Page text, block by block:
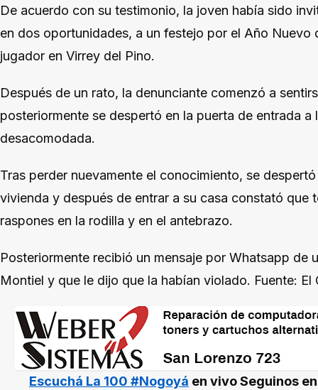
De acuerdo con su testimonio, la joven había sido
en dos oportunidades, a un festejo por el Año Nuevo
jugador en Virrey del Pino.
Después de un rato, la denunciante comenzó a
posteriormente se despertó en la puerta de entrada
desacomodada.
Tras perder nuevamente el conocimiento, se
vivienda y después de entrar a su casa constató que
raspones en la rodilla y en el antebrazo.
Posteriormente recibió un mensaje por Whatsapp de
Montiel y que le dijo que la habían violado. Fuente: El
Escuchá La 100 #Nogoyá en vivoSeguinos